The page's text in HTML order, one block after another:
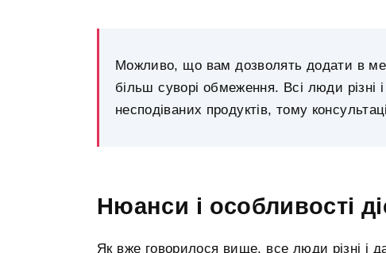
Можливо, що вам дозволять додати в
більш суворі обмеження. Всі люди
несподіваних продуктів, тому
Нюанси і особливості
Як вже говорилося вище, все люди різні і